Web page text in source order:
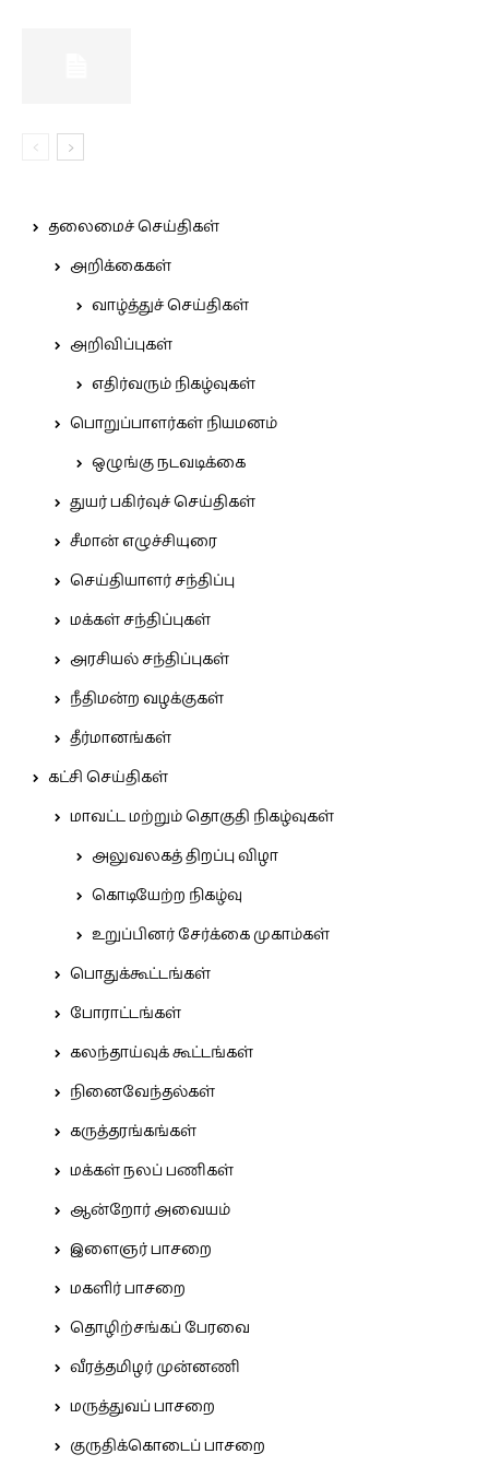
தலைமைச் செய்திகள்
அறிக்கைகள்
வாழ்த்துச் செய்திகள்
அறிவிப்புகள்
எதிர்வரும் நிகழ்வுகள்
பொறுப்பாளர்கள் நியமனம்
ஒழுங்கு நடவடிக்கை
துயர் பகிர்வுச் செய்திகள்
சீமான் எழுச்சியுரை
செய்தியாளர் சந்திப்பு
மக்கள் சந்திப்புகள்
அரசியல் சந்திப்புகள்
நீதிமன்ற வழக்குகள்
தீர்மானங்கள்
கட்சி செய்திகள்
மாவட்ட மற்றும் தொகுதி நிகழ்வுகள்
அலுவலகத் திறப்பு விழா
கொடியேற்ற நிகழ்வு
உறுப்பினர் சேர்க்கை முகாம்கள்
பொதுக்கூட்டங்கள்
போராட்டங்கள்
கலந்தாய்வுக் கூட்டங்கள்
நினைவேந்தல்கள்
கருத்தரங்கங்கள்
மக்கள் நலப் பணிகள்
ஆன்றோர் அவையம்
இளைஞர் பாசறை
மகளிர் பாசறை
தொழிற்சங்கப் பேரவை
வீரத்தமிழர் முன்னணி
மருத்துவப் பாசறை
குருதிக்கொடைப் பாசறை